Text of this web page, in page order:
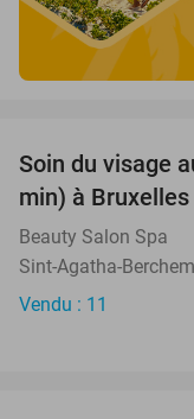
Soin du visage
min) à Bruxelles
Beauty Salon Spa
Sint-Agatha-Berchem
Vendu : 11